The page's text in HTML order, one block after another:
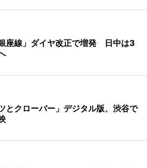
座線」ダイヤ改正で増発 日中は3
とクローバー」デジタル版、渋谷で